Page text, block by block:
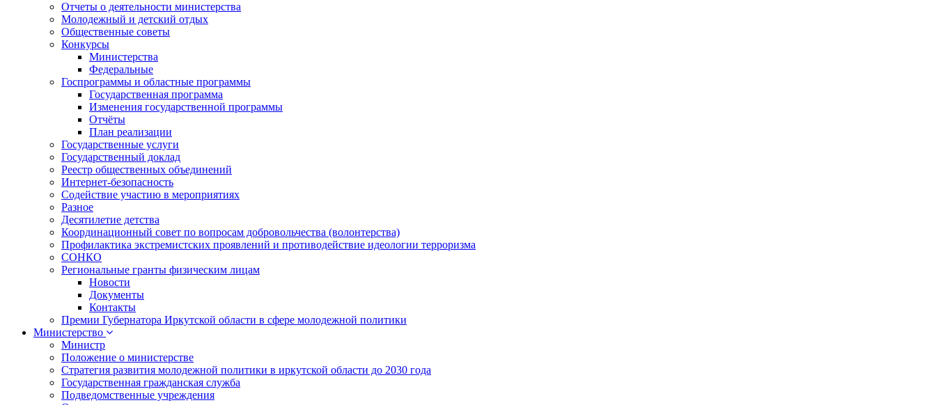
Отчеты о деятельности министерства
Молодежный и детский отдых
Общественные советы
Конкурсы
Министерства
Федеральные
Госпрограммы и областные программы
Государственная программа
Изменения государственной программы
Отчёты
План реализации
Государственные услуги
Государственный доклад
Реестр общественных объединений
Интернет-безопасность
Содействие участию в мероприятиях
Разное
Десятилетие детства
Координационный совет по вопросам добровольчества (волонтерства)
Профилактика экстремистских проявлений и противодействие идеологии терроризма
СОНКО
Региональные гранты физическим лицам
Новости
Документы
Контакты
Премии Губернатора Иркутской области в сфере молодежной политики
Министерство
Министр
Положение о министерстве
Стратегия развития молодежной политики в иркутской области до 2030 года
Государственная гражданская служба
Подведомственные учреждения